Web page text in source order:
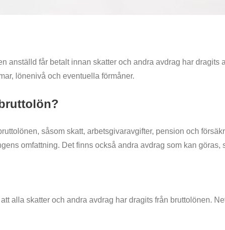
anställd får betalt innan skatter och andra avdrag har
lönenivå och eventuella förmåner.
såsom skatt, arbetsgivaravgifter, pension och
omfattning. Det finns också andra avdrag som kan göras,
alla skatter och andra avdrag har dragits från bruttolönen.